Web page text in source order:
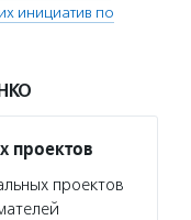
инициатив по
проектов
проектов